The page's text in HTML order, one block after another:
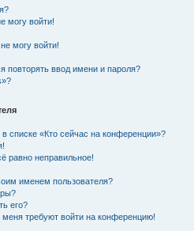
могу войти!
могу войти!
повторять ввод имени и пароля?
списке «Кто сейчас на конференции»?
равно неправильное!
именем пользователя?
его?
требуют войти на конференцию!